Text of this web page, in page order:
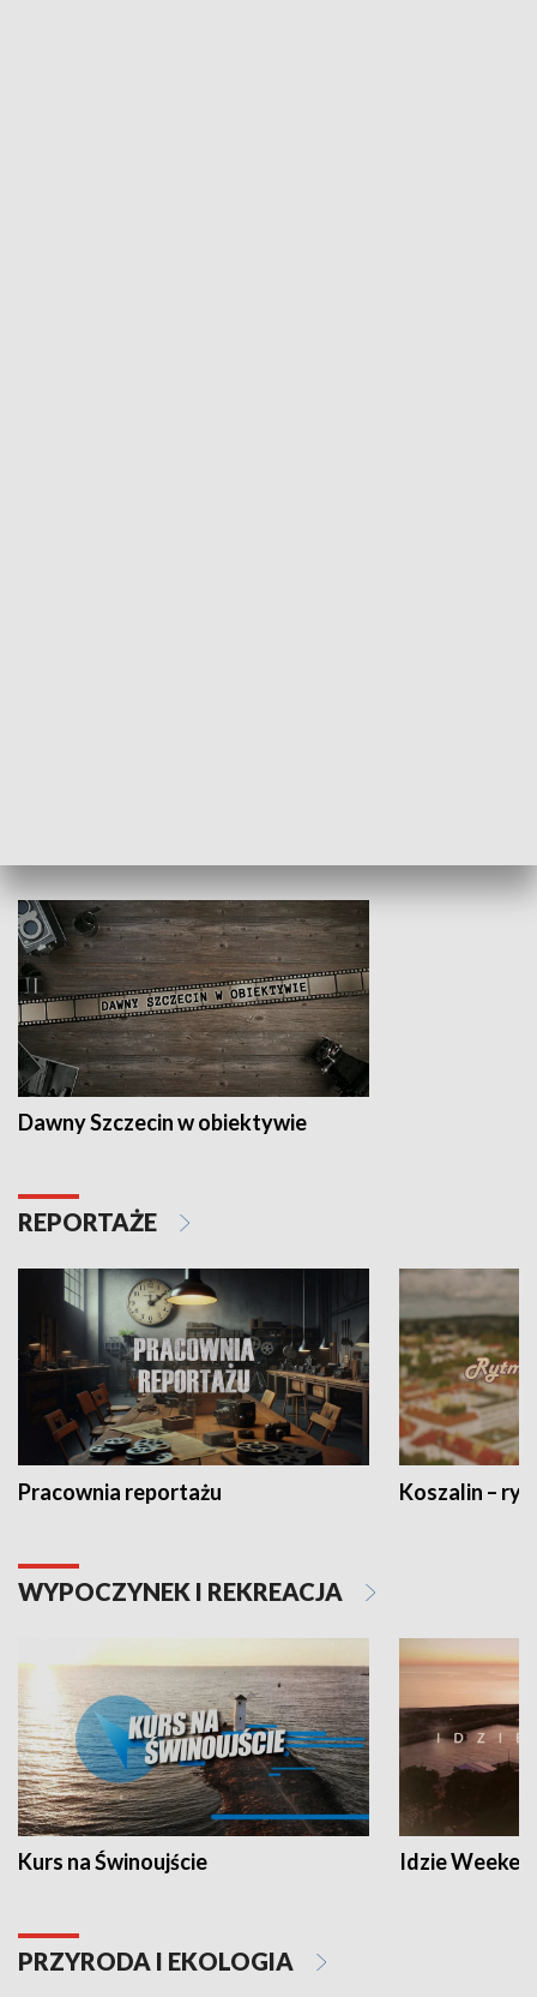
Dawny Szczecin w obiektywie
REPORTAŻE
Pracownia reportażu Koszalin –
WYPOCZYNEK I REKREACJA
Kurs na Świnoujście Idzie
PRZYRODA I EKOLOGIA